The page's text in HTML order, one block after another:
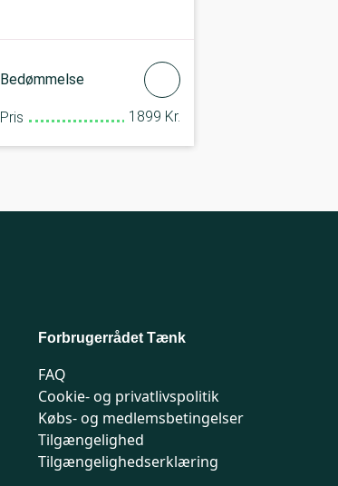
Bedømmelse
Pris 1899 Kr.
Forbrugerrådet Tænk
FAQ
Cookie- og privatlivspolitik
Købs- og medlemsbetingelser
Tilgængelighed
Tilgængelighedserklæring